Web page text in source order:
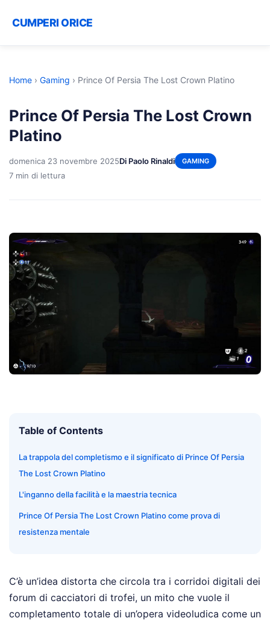
CUMPERI ORICE
Home › Gaming › Prince Of Persia The Lost Crown Platino
Prince Of Persia The Lost Crown
Platino
domenica 23 novembre 2025Di Paolo Rinaldi GAMING
7 min di lettura
Table of Contents
La trappola del completismo e il significato di Prince Of Persia
The Lost Crown Platino
L'inganno della facilità e la maestria tecnica
Prince Of Persia The Lost Crown Platino come prova di
resistenza mentale
C’è un’idea distorta che circola tra i corridoi digitali dei
forum di cacciatori di trofei, un mito che vuole il
completamento totale di un’opera videoludica come un